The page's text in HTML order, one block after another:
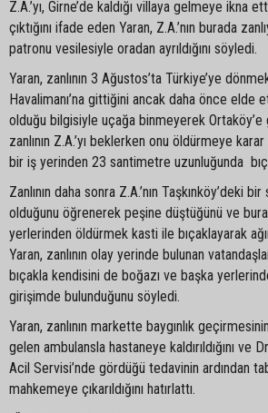
Z.A.’yı, Girne’de kaldığı villaya gelmeye ikna
çıktığını ifade eden Yaran, Z.A.’nın burada
patronu vesilesiyle oradan ayrıldığını söyledi.
Yaran, zanlının 3 Ağustos’ta Türkiye’ye
Havalimanı’na gittiğini ancak daha önce elde
olduğu bilgisiyle uçağa binmeyerek
zanlının Z.A.’yı beklerken onu öldürmeye
bir iş yerinden 23 santimetre uzunluğunda
Zanlının daha sonra Z.A.’nın Taşkınköy’deki
olduğunu öğrenerek peşine düştüğünü ve
yerlerinden öldürmek kasti ile bıçaklayarak
Yaran, zanlının olay yerinde bulunan
bıçakla kendisini de boğazı ve başka
girişimde bulunduğunu söyledi.
Yaran, zanlının markette baygınlık
gelen ambulansla hastaneye kaldırıldığını ve
Acil Servisi’nde gördüğü tedavinin ardından
mahkemeye çıkarıldığını hatırlattı.